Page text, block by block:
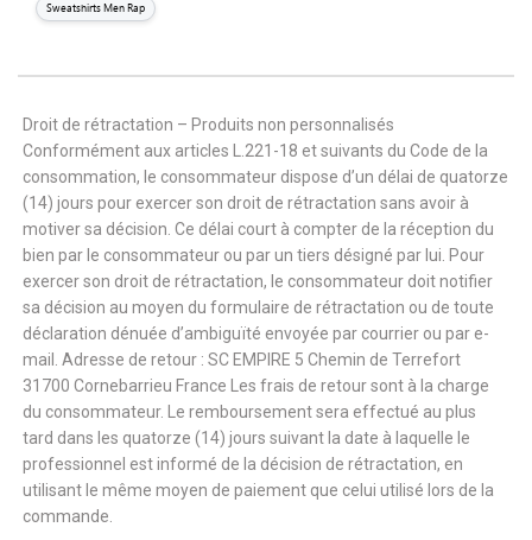
Sweatshirts Men Rap
Droit de rétractation – Produits non personnalisés
Conformément aux articles L.221-18 et suivants du Code de la
consommation, le consommateur dispose d’un délai de quatorze
(14) jours pour exercer son droit de rétractation sans avoir à
motiver sa décision. Ce délai court à compter de la réception du
bien par le consommateur ou par un tiers désigné par lui. Pour
exercer son droit de rétractation, le consommateur doit notifier
sa décision au moyen du formulaire de rétractation ou de toute
déclaration dénuée d’ambiguïté envoyée par courrier ou par e-
mail. Adresse de retour : SC EMPIRE 5 Chemin de Terrefort
31700 Cornebarrieu France Les frais de retour sont à la charge
du consommateur. Le remboursement sera effectué au plus
tard dans les quatorze (14) jours suivant la date à laquelle le
professionnel est informé de la décision de rétractation, en
utilisant le même moyen de paiement que celui utilisé lors de la
commande.